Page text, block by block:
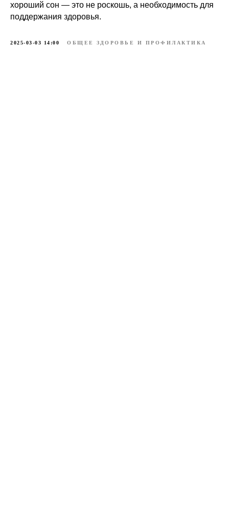
хороший сон — это не роскошь, а необходимость для
поддержания здоровья.
2025-03-03 14:00 ОБЩЕЕ ЗДОРОВЬЕ И ПРОФИЛАКТИКА